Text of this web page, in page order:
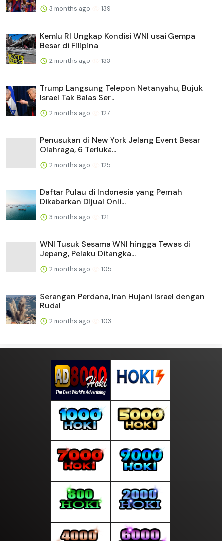
3 months ago 139
Kemlu RI Ungkap Kondisi WNI usai Gempa
Besar di Filipina
2 months ago 133
Trump Langsung Telepon Netanyahu, Bujuk
Israel Tak Balas Ser...
2 months ago 127
Penusukan di New York Jelang Event Besar
Olahraga, 6 Terluka...
2 months ago 125
Daftar Pulau di Indonesia yang Pernah
Dikabarkan Dijual Onli...
3 months ago 121
WNI Tusuk Sesama WNI hingga Tewas di
Jepang, Pelaku Ditangka...
2 months ago 105
Serangan Perdana, Iran Hujani Israel dengan
Rudal
2 months ago 103